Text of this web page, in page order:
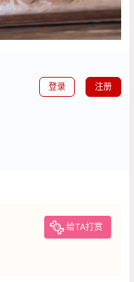
登录 注册
给TA打赏